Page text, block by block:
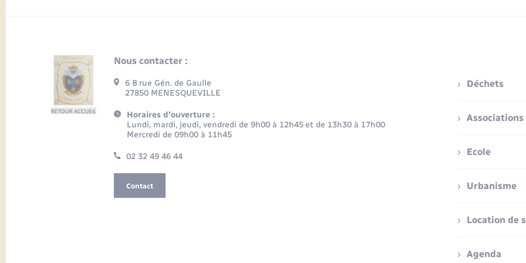
Nous contacter :
6 B rue Gén. de Gaulle
27850 MENESQUEVILLE
Horaires d'ouverture :
Lundi, mardi, jeudi, vendredi de 9h00 à 12h45 et de 13h30 à 17h00
Mercredi de 09h00 à 11h45
02 32 49 46 44
Contact
Déchets
Associations
Ecole
Urbanisme
Location de
Agenda